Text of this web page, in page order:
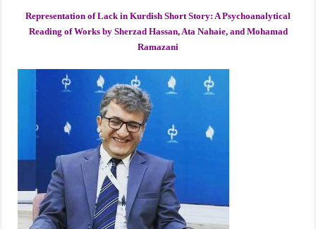
Representation of Lack in Kurdish Short Story: A Psychoanalytical
Reading of Works by Sherzad Hassan, Ata Nahaie, and Mohamad
Ramazani